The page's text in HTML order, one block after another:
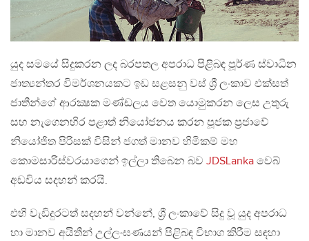
යුද සමයේ සිදුකරන ලද බරපතල අපරාධ පිළිබඳ පූර්ණ ස්වාධීන
ජාත්‍යන්තර විමර්ශනයකට ඉඩ සළසනු වස් ශ්‍රී ලංකාව එක්සත්
ජාතීන්ගේ ආරක්‍ෂක මණ්ඩලය වෙත යොමුකරන ලෙස උතුරු
සහ නැගෙනහිර පළාත් නියෝජනය කරන පූජක ප්‍රජාවේ
නියෝජිත පිරිසක් විසින් ජගත් මානව හිමිකම් මහ
කොමසාරිස්වරයාගෙන් ඉල්ලා තිබෙන බව JDSLanka වෙබ්
අඩවිය සදහන් කරයි.
එහි වැඩිදුරටත් සදහන් වන්නේ, ශ්‍රී ලංකාවේ සිදු වූ යුද අපරාධ
හා මානව අයිතීන් උල්ලංඝණයන් පිළිබඳ විභාග කිරීම සඳහා